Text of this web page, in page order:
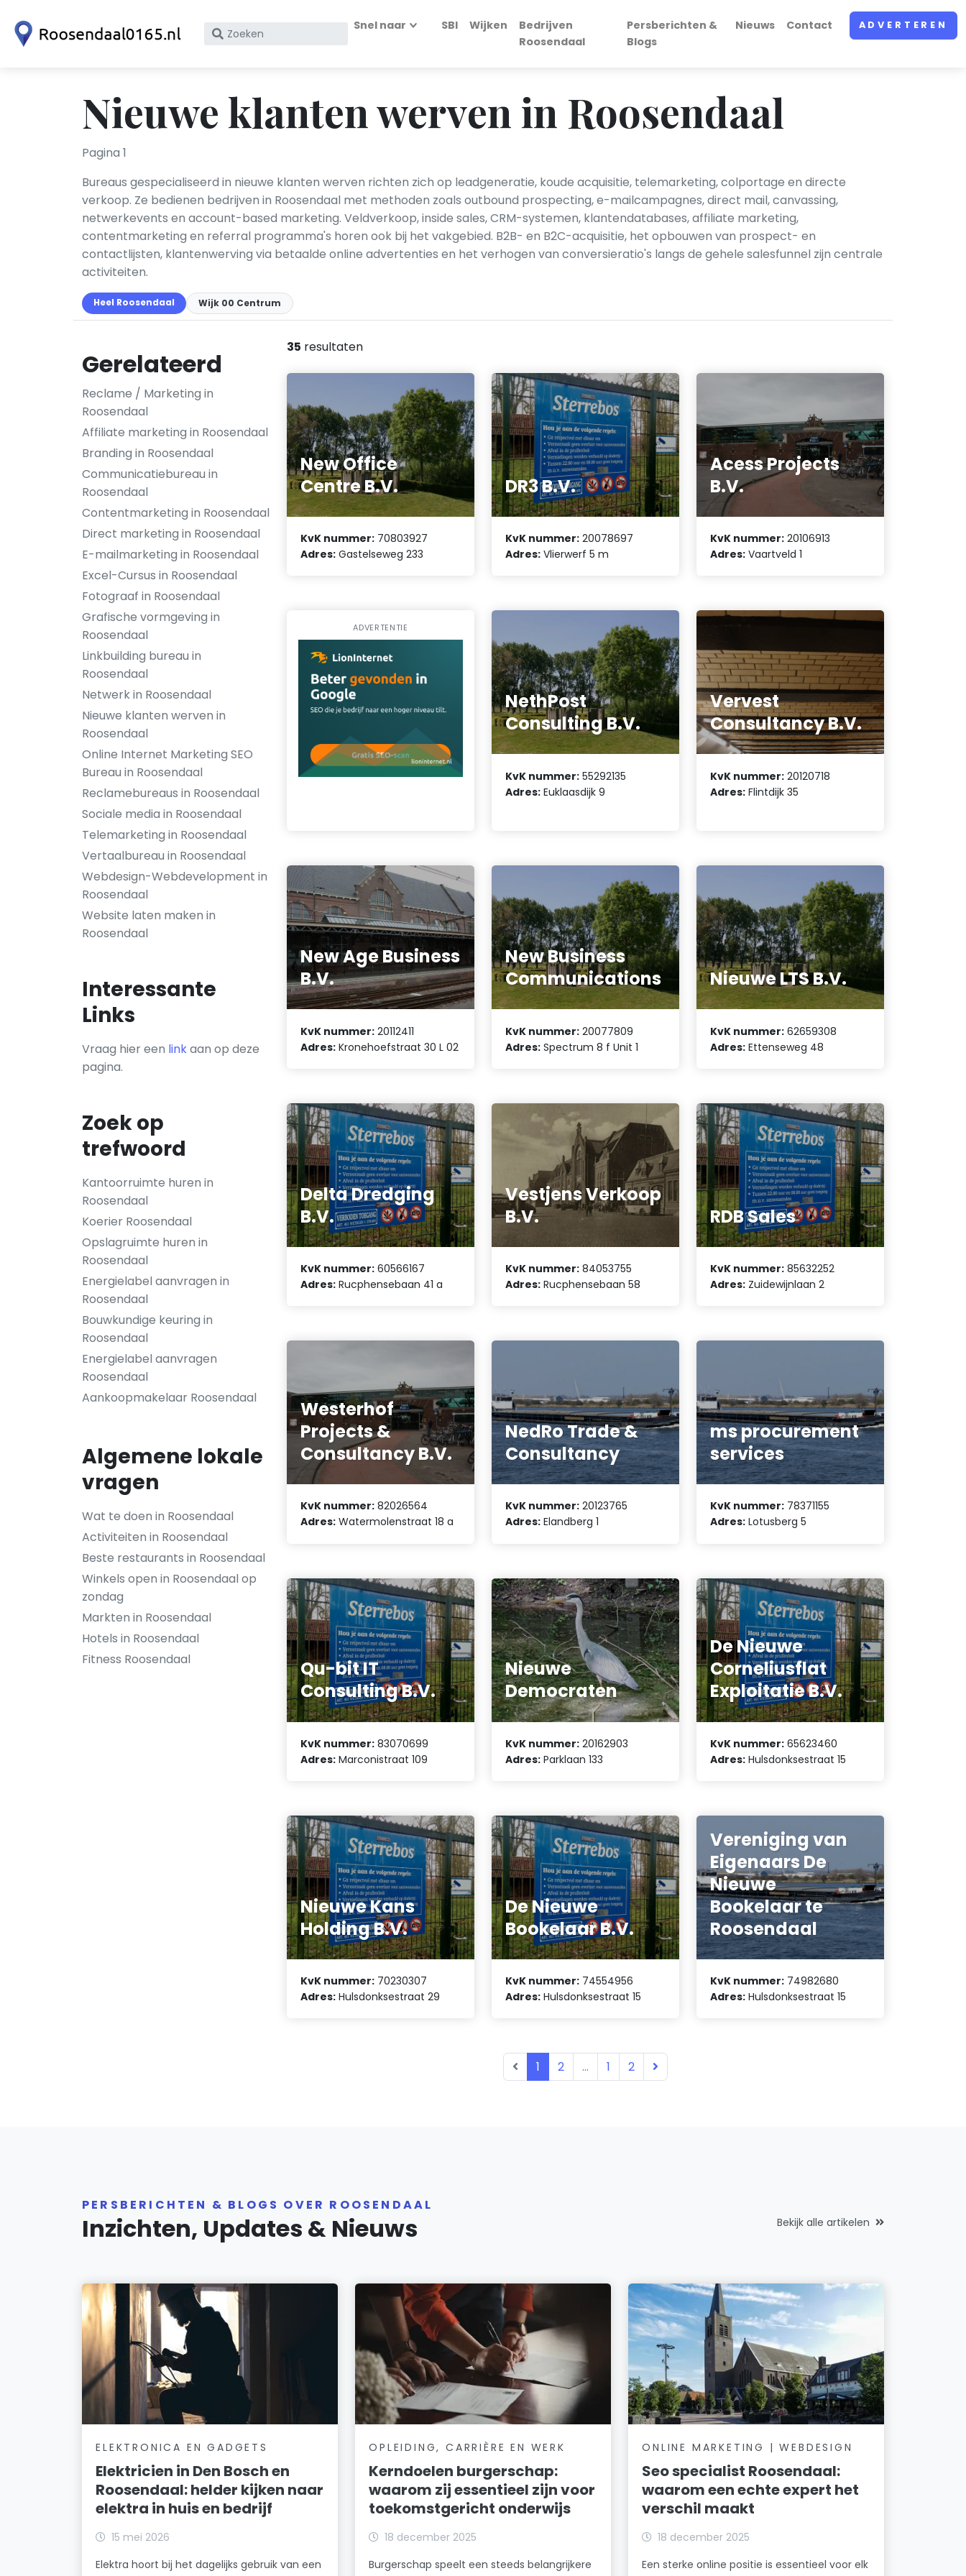
Zoek
KvK
nummer
Snel naar SBI Wijken
Bedrijven
Roosendaal
Persberichten &
Blogs
Nieuws Contact ADVERTEREN
Nieuwe klanten werven in Roosendaal
Pagina 1
Bureaus gespecialiseerd in nieuwe klanten werven richten zich op leadgeneratie, koude acquisitie, telemarketing, colportage en directe
verkoop. Ze bedienen bedrijven in Roosendaal met methoden zoals outbound prospecting, e-mailcampagnes, direct mail, canvassing,
netwerkevents en account-based marketing. Veldverkoop, inside sales, CRM-systemen, klantendatabases, affiliate marketing,
contentmarketing en referral programma's horen ook bij het vakgebied. B2B- en B2C-acquisitie, het opbouwen van prospect- en
contactlijsten, klantenwerving via betaalde online advertenties en het verhogen van conversieratio's langs de gehele salesfunnel zijn centrale
activiteiten.
Heel Roosendaal Wijk 00 Centrum
Gerelateerd
Reclame / Marketing in
Roosendaal
Affiliate marketing in Roosendaal
Branding in Roosendaal
Communicatiebureau in
Roosendaal
Contentmarketing in Roosendaal
Direct marketing in Roosendaal
E-mailmarketing in Roosendaal
Excel-Cursus in Roosendaal
Fotograaf in Roosendaal
Grafische vormgeving in
Roosendaal
Linkbuilding bureau in
Roosendaal
Netwerk in Roosendaal
Nieuwe klanten werven in
Roosendaal
Online Internet Marketing SEO
Bureau in Roosendaal
Reclamebureaus in Roosendaal
Sociale media in Roosendaal
Telemarketing in Roosendaal
Vertaalbureau in Roosendaal
Webdesign-Webdevelopment in
Roosendaal
Website laten maken in
Roosendaal
Interessante
Links
Vraag hier een linkaan op deze
pagina.
Zoek op
trefwoord
Kantoorruimte huren in
Roosendaal
Koerier Roosendaal
Opslagruimte huren in
Roosendaal
Energielabel aanvragen in
Roosendaal
Bouwkundige keuring in
Roosendaal
Energielabel aanvragen
Roosendaal
Aankoopmakelaar Roosendaal
Algemene lokale
vragen
Wat te doen in Roosendaal
Activiteiten in Roosendaal
Beste restaurants in Roosendaal
Winkels open in Roosendaal op
zondag
Markten in Roosendaal
Hotels in Roosendaal
Fitness Roosendaal
35 resultaten
New Office
Centre B.V.
KvK nummer: 70803927
Adres: Gastelseweg 233
DR3 B.V.
KvK nummer: 20078697
Adres: Vlierwerf 5 m
Acess Projects
B.V.
KvK nummer: 20106913
Adres: Vaartveld 1
ADVERTENTIE
NethPost
Consulting B.V.
KvK nummer: 55292135
Adres: Euklaasdijk 9
Vervest
Consultancy B.V.
KvK nummer: 20120718
Adres: Flintdijk 35
New Age Business
B.V.
KvK nummer: 20112411
Adres: Kronehoefstraat 30 L 02
New Business
Communications
KvK nummer: 20077809
Adres: Spectrum 8 f Unit 1
Nieuwe LTS B.V.
KvK nummer: 62659308
Adres: Ettenseweg 48
Delta Dredging
B.V.
KvK nummer: 60566167
Adres: Rucphensebaan 41 a
Vestjens Verkoop
B.V.
KvK nummer: 84053755
Adres: Rucphensebaan 58
RDB Sales
KvK nummer: 85632252
Adres: Zuidewijnlaan 2
Westerhof
Projects &
Consultancy B.V.
KvK nummer: 82026564
Adres: Watermolenstraat 18 a
NedRo Trade &
Consultancy
KvK nummer: 20123765
Adres: Elandberg 1
ms procurement
services
KvK nummer: 78371155
Adres: Lotusberg 5
Qu-bit IT
Consulting B.V.
KvK nummer: 83070699
Adres: Marconistraat 109
Nieuwe
Democraten
KvK nummer: 20162903
Adres: Parklaan 133
De Nieuwe
Corneliusflat
Exploitatie B.V.
KvK nummer: 65623460
Adres: Hulsdonksestraat 15
Nieuwe Kans
Holding B.V.
KvK nummer: 70230307
Adres: Hulsdonksestraat 29
De Nieuwe
Bookelaar B.V.
KvK nummer: 74554956
Adres: Hulsdonksestraat 15
Vereniging van
Eigenaars De
Nieuwe
Bookelaar te
Roosendaal
KvK nummer: 74982680
Adres: Hulsdonksestraat 15
1 2 ... 1 2
PERSBERICHTEN & BLOGS OVER ROOSENDAAL
Inzichten, Updates & Nieuws Bekijk alle artikelen
ELEKTRONICA EN GADGETS
Elektricien in Den Bosch en
Roosendaal: helder kijken naar
elektra in huis en bedrijf
15 mei 2026
Elektra hoort bij het dagelijks gebruik van een
OPLEIDING, CARRIÈRE EN WERK
Kerndoelen burgerschap:
waarom zij essentieel zijn voor
toekomstgericht onderwijs
18 december 2025
Burgerschap speelt een steeds belangrijkere
ONLINE MARKETING | WEBDESIGN
Seo specialist Roosendaal:
waarom een echte expert het
verschil maakt
18 december 2025
Een sterke online positie is essentieel voor elk